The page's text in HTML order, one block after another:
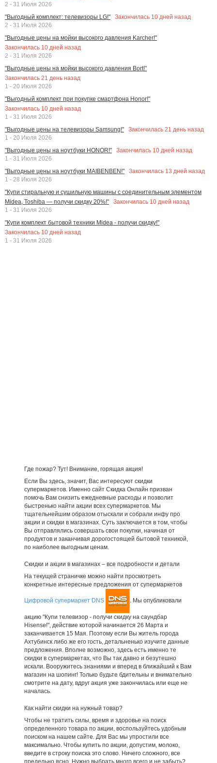
2 - 31 Июля 2026
"Выгодный комплект: телевизоры LG!"
Закончилась 10 дней назад
2 - 31 Июля 2026
"Выгодные цены на мойки высокого давления Karcher!"
Закончилась 10 дней назад
2 - 31 Июля 2026
"Выгодные цены на мойки высокого давления Bort!"
Закончилась 21 день назад
1 - 20 Июля 2026
"Выгодный комплект при покупке смартфона Honor!"
Закончилась 10 дней назад
1 - 31 Июля 2026
"Выгодные цены на телевизоры Samsung!"
Закончилась 21 день назад
1 - 20 Июля 2026
"Выгодные цены на ноутбуки HONOR!"
Закончилась 10 дней назад
1 - 31 Июля 2026
"Выгодные цены на ноутбуки MAIBENBEN!"
Закончилась 13 дней назад
1 - 28 Июля 2026
"Купи стиральную и сушильную машины с соединительным элементом
Midea, Toshiba — получи скидку 20%!"
Закончилась 10 дней назад
1 - 31 Июля 2026
"Купи комплект бытовой техники Midea - получи скидку!"
Закончилась 10 дней назад
1 - 31 Июля 2026
Где пожар? Тут! Внимание, горящая акция!
Если Вы здесь, значит, Вас интересуют скидки
супермаркетов. Именно сайт Скидка Онлайн призван
помочь Вам снизить ежедневные расходы и позволит
быстренько найти акции всех супермаркетов. Мы
тщательнейшим образом отыскали и собрали инфу про
акции и скидки в магазинах. Суть заключается в том, чтобы
Вы отправлялись совершать свои покупки, начиная от
продуктов и заканчивая дорогостоящей бытовой техникой,
по наиболее выгодным ценам.
Скидки и акции в магазинах – все подробности и детали
На текущей страничке можно найти просмотреть
конкретные интересные предложения от супермаркетов
Цифровой супермаркет DNS . Мы опубликовали
акцию "Купи телевизор - получи скидку на саундбар
Hisense!", действие которой начинается 26 Марта и
заканчивается 15 Мая. Поэтому если Вы житель города
Ахтубинск либо же его гость, детальненько изучите данные
предложения. Вполне возможно, здесь есть именно те
скидки в супермаркетах, что Вы так давно и безутешно
искали. Вооружитесь знаниями и вперед в ближайший к Вам
магазин на шопинг! Только будьте бдительны и внимательно
смотрите на дату, вдруг акция уже закончилась или еще не
началась.
Как найти скидки на нужный товар?
Чтобы не тратить силы, время и здоровье на поиск
определенного товара по акции, воспользуйтесь удобным
поиском на нашем сайте. Для Вас мы упростили все
максимально. Чтобы купить по акции, допустим, молоко,
введите в строку поиска это слово. Ничего сложного, все
предельно ясно. Нужно выбрать много всего и не забыть?